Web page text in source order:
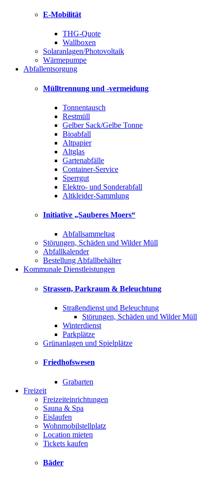
E-Mobilität
THG-Quote
Wallboxen
Solaranlagen/Photovoltaik
Wärmepumpe
Abfallentsorgung
Mülltrennung und -vermeidung
Tonnentausch
Restmüll
Gelber Sack/Gelbe Tonne
Bioabfall
Altpapier
Altglas
Gartenabfälle
Container-Service
Sperrgut
Elektro- und Sonderabfall
Altkleider-Sammlung
Initiative „Sauberes Moers“
Abfallsammeltag
Störungen, Schäden und Wilder Müll
Abfallkalender
Bestellung Abfallbehälter
Kommunale Dienstleistungen
Strassen, Parkraum & Beleuchtung
Straßendienst und Beleuchtung
Störungen, Schäden und Wilder Müll
Winterdienst
Parkplätze
Grünanlagen und Spielplätze
Friedhofswesen
Grabarten
Freizeit
Freizeiteinrichtungen
Sauna & Spa
Eislaufen
Wohnmobilstellplatz
Location mieten
Tickets kaufen
Bäder